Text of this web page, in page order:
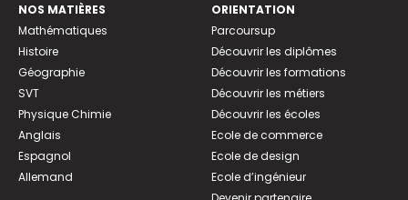
NOS MATIÈRES
Mathématiques
Histoire
Géographie
SVT
Physique Chimie
Anglais
Espagnol
Allemand
ORIENTATION
Parcoursup
Découvrir les diplômes
Découvrir les formations
Découvrir les métiers
Découvrir les écoles
Ecole de commerce
Ecole de design
Ecole d’ingénieur